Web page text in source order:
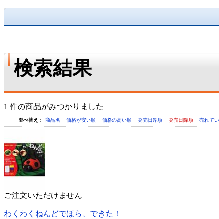
検索結果
1 件の商品がみつかりました
並べ替え： 商品名 価格が安い順 価格の高い順 発売日昇順 発売日降順 売れて
ご注文いただけません
わくわくねんどでほら、できた！